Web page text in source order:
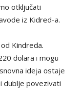
otključati
iz Kidred-a.
Kindreda.
dolara i mogu
ideja ostaje
dublje povezivati